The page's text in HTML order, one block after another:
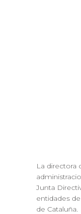
La directora
Junta
entidades
de Cataluña.